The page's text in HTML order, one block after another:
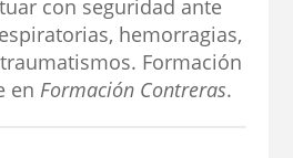
con seguridad ante
hemorragias,
Formación
en Formación Contreras.